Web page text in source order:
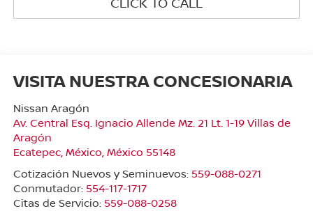
VISITA NUESTRA CONCESIONARIA
Nissan Aragón
Av. Central Esq. Ignacio Allende Mz. 21 Lt. 1-19 Villas de
Aragón
Ecatepec, México, México 55148
Cotización Nuevos y Seminuevos: 559-088-0271
Conmutador: 554-117-1717
Citas de Servicio: 559-088-0258